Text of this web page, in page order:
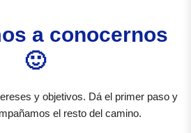
a conocernos
🙂
y objetivos. Dá el primer paso y
el resto del camino.